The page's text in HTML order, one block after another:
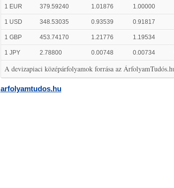
1 EUR 379.59240 1.01876 1.00000
1 USD 348.53035 0.93539 0.91817
1 GBP 453.74170 1.21776 1.19534
1 JPY 2.78800 0.00748 0.00734
A devizapiaci középárfolyamok forrása az
arfolyamtudos.hu